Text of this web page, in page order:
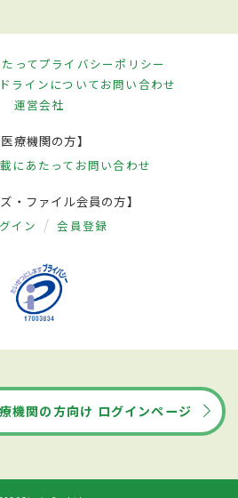
ってプライバシーポリシー
ラインについてお問い合わせ
運営会社
医療機関の方】
にあたって お問い合わせ
ズ・ファイル会員の方】
イン 会員登録
機関の方向け ログインページ